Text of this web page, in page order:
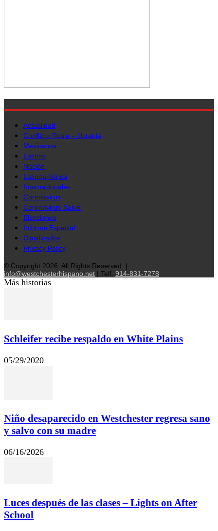
Actualidad
Conflicto Rusia – Ucrania
Mexicanos
Latinos
Nación
Latinoamérica
Internacionales
Coronavirus
Coronavirus-Salud
Elecciones
Informe Especial
Clasificados
Privacy Policy
© Copyright 2026, All Rights Reserved. |
info@westchesterhispano.net | Telf. 914-831-7278
Más historias
Schleifer recibe respaldo en White Plains
05/29/2020
Niño desaparecido en Westchester regresa sano
y salvo con su madre
06/16/2026
Luces después de las clases – Lights on After
School